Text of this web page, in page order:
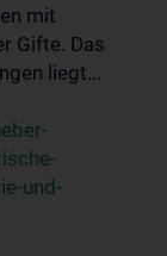
mit
Gifte. Das
liegt...
und-